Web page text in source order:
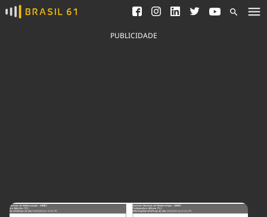
Ver todas as notícias
Saneamento
Indicadores
PUBLICIDADE